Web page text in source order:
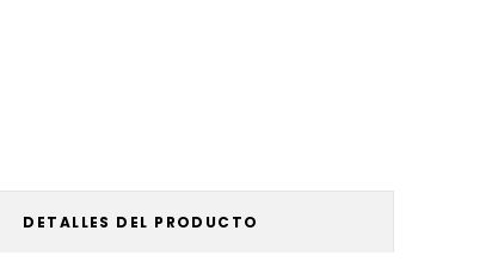
DETALLES DEL PRODUCTO